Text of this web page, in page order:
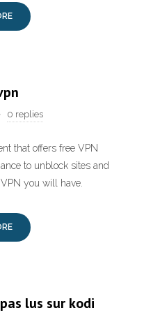
0 replies
that offers free VPN
to unblock sites and
you will have.
lus sur kodi